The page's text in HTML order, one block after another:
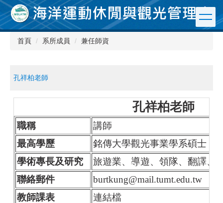
跳
到
主
首頁 系所成員 兼任師資
孔祥柏老師
孔祥柏老師
職稱
講師
最高學歷
銘傳大學觀光事業學系碩士
學術專長及研究
旅遊業、導遊、領隊、翻譯、
聯絡郵件
burtkung@mail.tumt.edu.tw
教師課表
連結檔